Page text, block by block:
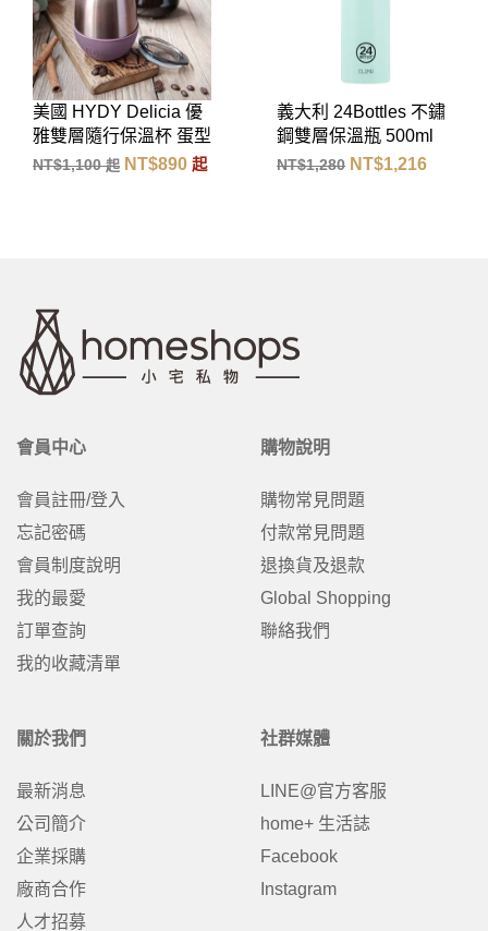
義大利 24Bottles 不鏽
鋼雙層保溫瓶 500ml
(天空藍)
NT$1,280 NT$1,216
美國 ZOKU 真空不
鋼保溫瓶 500ml 豔
NT$1,385 NT$
會員中心
會員註冊/登入
忘記密碼
會員制度說明
我的最愛
訂單查詢
我的收藏清單
購物說明
購物常見問題
付款常見問題
退換貨及退款
Global Shopping
聯絡我們
關於我們
最新消息
公司簡介
企業採購
廠商合作
人才招募
社群媒體
LINE@官方客服
home+ 生活誌
Facebook
Instagram